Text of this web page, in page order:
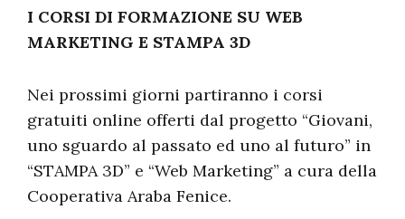
I CORSI DI FORMAZIONE SU WEB
MARKETING E STAMPA 3D
Nei prossimi giorni partiranno i corsi
gratuiti online offerti dal progetto “Giovani,
uno sguardo al passato ed uno al futuro” in
“STAMPA 3D” e “Web Marketing” a cura della
Cooperativa Araba Fenice.